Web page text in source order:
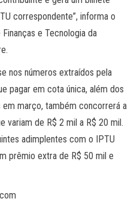
correspondente”, informa o
e Tecnologia da
nos números extraídos pela
pagar em cota única, além dos
março, também concorrerá a
variam de R$ 2 mil a R$ 20 mil.
adimplentes com o IPTU
prêmio extra de R$ 50 mil e